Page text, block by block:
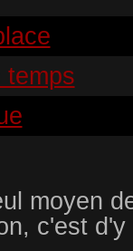
temps
moyen
c'est d'y